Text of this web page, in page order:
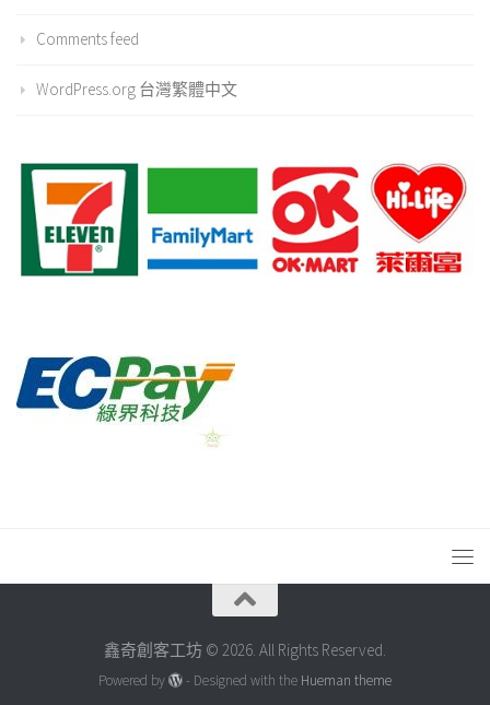
Comments feed
WordPress.org 台灣繁體中文
鑫奇創客工坊 © 2026. All Rights Reserved.
Powered by - Designed with the Hueman theme